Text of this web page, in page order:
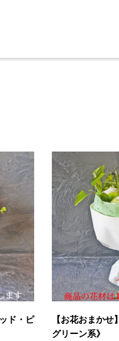
ド・ピ
【お花おまか
グリーン系》